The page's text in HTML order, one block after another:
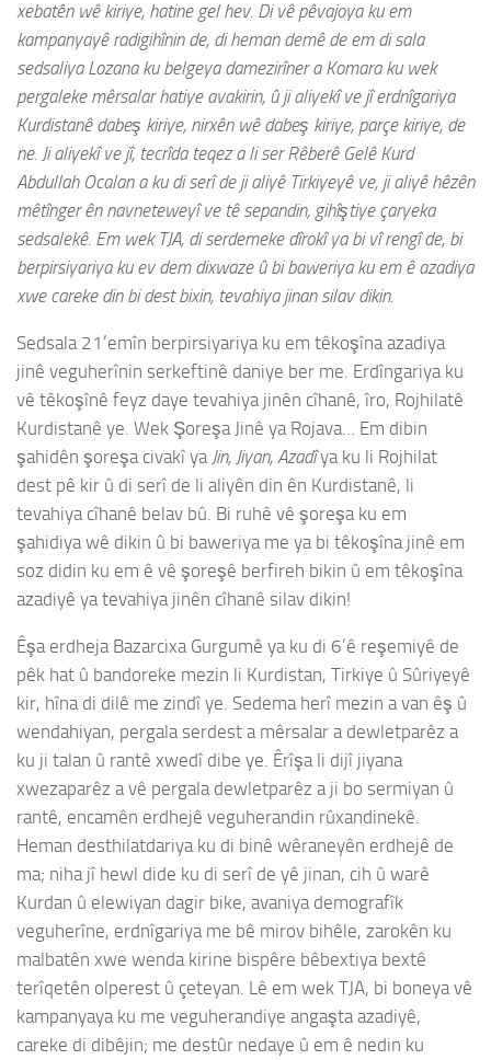
xebatên wê kiriye, hatine gel hev. Di vê pêvajoya ku em
kampanyayê radigihînin de, di heman demê de em di sala
sedsaliya Lozana ku belgeya damezirîner a Komara ku wek
pergaleke mêrsalar hatiye avakirin, û ji aliyekî ve jî erdnîgariya
Kurdistanê dabeş kiriye, nirxên wê dabeş kiriye, parçe kiriye, de
ne. Ji aliyekî ve jî, tecrîda teqez a li ser Rêberê Gelê Kurd
Abdullah Ocalan a ku di serî de ji aliyê Tirkiyeyê ve, ji aliyê hêzên
mêtînger ên navneteweyî ve tê sepandin, gihîştiye çaryeka
sedsalekê. Em wek TJA, di serdemeke dîrokî ya bi vî rengî de, bi
berpirsiyariya ku ev dem dixwaze û bi baweriya ku em ê azadiya
xwe careke din bi dest bixin, tevahiya jinan silav dikin.
Sedsala 21’emîn berpirsiyariya ku em têkoşîna azadiya
jinê veguherînin serkeftinê daniye ber me. Erdîngariya ku
vê têkoşînê feyz daye tevahiya jinên cîhanê, îro, Rojhilatê
Kurdistanê ye. Wek Şoreşa Jinê ya Rojava… Em dibin
şahidên şoreşa civakî ya Jin, Jiyan, Azadîya ku li Rojhilat
dest pê kir û di serî de li aliyên din ên Kurdistanê, li
tevahiya cîhanê belav bû. Bi ruhê vê şoreşa ku em
şahidiya wê dikin û bi baweriya me ya bi têkoşîna jinê em
soz didin ku em ê vê şoreşê berfireh bikin û em têkoşîna
azadiyê ya tevahiya jinên cîhanê silav dikin!
Êşa erdheja Bazarcixa Gurgumê ya ku di 6’ê reşemiyê de
pêk hat û bandoreke mezin li Kurdistan, Tirkiye û Sûriyeyê
kir, hîna di dilê me zindî ye. Sedema herî mezin a van êş û
wendahiyan, pergala serdest a mêrsalar a dewletparêz a
ku ji talan û rantê xwedî dibe ye. Êrîşa li dijî jiyana
xwezaparêz a vê pergala dewletparêz a ji bo sermiyan û
rantê, encamên erdhejê veguherandin rûxandinekê.
Heman desthilatdariya ku di binê wêraneyên erdhejê de
ma; niha jî hewl dide ku di serî de yê jinan, cih û warê
Kurdan û elewiyan dagir bike, avaniya demografîk
veguherîne, erdnîgariya me bê mirov bihêle, zarokên ku
malbatên xwe wenda kirine bispêre bêbextiya bextê
terîqetên olperest û çeteyan. Lê em wek TJA, bi boneya vê
kampanyaya ku me veguherandiye angaşta azadiyê,
careke di dibêjin; me destûr nedaye û em ê nedin ku